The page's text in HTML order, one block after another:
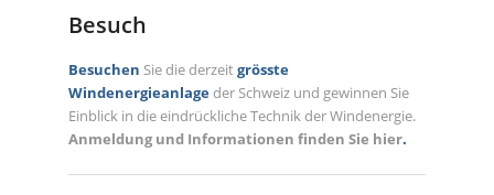
Besuch
Besuchen Sie die derzeitgrösste
Windenergieanlageder Schweiz und gewinnen Sie
Einblick in die eindrückliche Technik der Windenergie.
Anmeldung und Informationen finden Sie hier.